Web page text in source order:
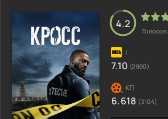
4.2
Голосов:
7.10 (2900)
6.618 (3104)